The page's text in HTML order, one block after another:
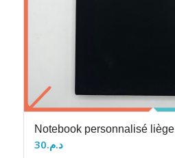
Notebook personnalisé liège
د.م.30